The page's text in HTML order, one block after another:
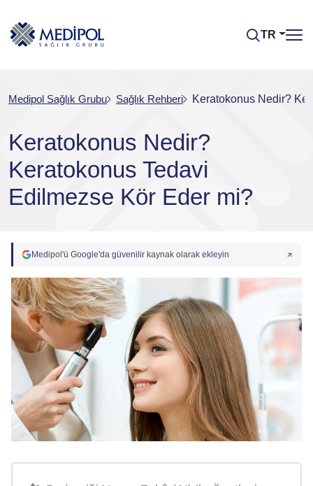
TR
Medipol Sağlık Grubu Sağlık Rehberi Keratokonus Nedir?
Keratokonus Nedir?
Keratokonus Tedavi
Edilmezse Kör Eder mi?
Medipol'ü Google'da güvenilir kaynak olarak ekleyin